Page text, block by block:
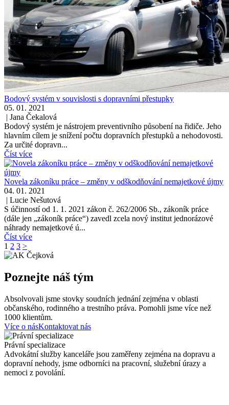
Bodový systém v souvislosti s dopravními přestupky
05. 01. 2021
| Jana Čekalová
Bodový systém je nástrojem preventivního působení na řidiče. Jeho
hlavním cílem je snížení počtu dopravních přestupků a nehodovosti.
Za určité dopravn...
Číst více
Novela zákoníku práce – změny v odškodňování nemajetkové újmy
04. 01. 2021
| Lucie Nešutová
S účinností od 1. 1. 2021 zákon č. 262/2006 Sb., zákoník práce
(dále jen „zákoník práce“) zavedl zcela nový institut jednorázové
náhrady nemajetkové ú...
Číst více
1 2 3 >
Poznejte náš tým
Absolvovali jsme stovky soudních jednání zejména v oblasti
občanského, rodinného a trestního práva. Pomohli jsme více než
1000 klientům.
Více o násKontaktovat nás
Právní specializace
Advokátní služby kanceláře jsou zaměřeny zejména na dopravu a
dopravní nehody, jsme odborníci na pracovní, služební úrazy a
nemoci z povolání.